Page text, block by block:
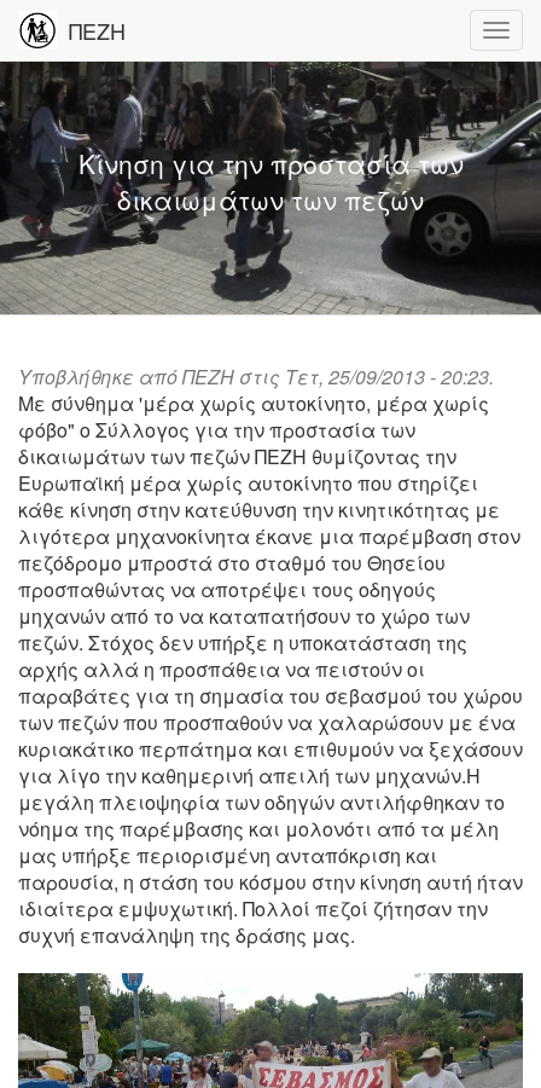
ΠΕΖΗ
Κίνηση για την προστασία των
δικαιωμάτων των πεζών
Υποβλήθηκε απόΠΕΖΗ στις Τετ, 25/09/2013 - 20:23.
Με σύνθημα 'μέρα χωρίς αυτοκίνητο, μέρα χωρίς
φόβο" ο Σύλλογος για την προστασία των
δικαιωμάτων των πεζών ΠΕΖΗ θυμίζοντας την
Ευρωπαϊκή μέρα χωρίς αυτοκίνητο που στηρίζει
κάθε κίνηση στην κατεύθυνση την κινητικότητας με
λιγότερα μηχανοκίνητα έκανε μια παρέμβαση στον
πεζόδρομο μπροστά στο σταθμό του Θησείου
προσπαθώντας να αποτρέψει τους οδηγούς
μηχανών από το να καταπατήσουν το χώρο των
πεζών. Στόχος δεν υπήρξε η υποκατάσταση της
αρχής αλλά η προσπάθεια να πειστούν οι
παραβάτες για τη σημασία του σεβασμού του χώρου
των πεζών που προσπαθούν να χαλαρώσουν με ένα
κυριακάτικο περπάτημα και επιθυμούν να ξεχάσουν
για λίγο την καθημερινή απειλή των μηχανών.Η
μεγάλη πλειοψηφία των οδηγών αντιλήφθηκαν το
νόημα της παρέμβασης και μολονότι από τα μέλη
μας υπήρξε περιορισμένη ανταπόκριση και
παρουσία, η στάση του κόσμου στην κίνηση αυτή ήταν
ιδιαίτερα εμψυχωτική. Πολλοί πεζοί ζήτησαν την
συχνή επανάληψη της δράσης μας.